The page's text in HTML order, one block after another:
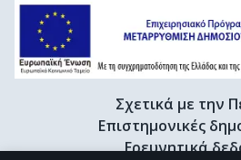
Σχετικά με την
Επιστημονικές
Ερευνητικά